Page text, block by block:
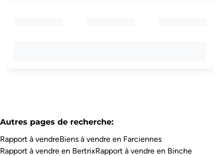
Autres pages de recherche:
Rapport à vendreBiens à vendre en Farciennes
Rapport à vendre en BertrixRapport à vendre en Binche